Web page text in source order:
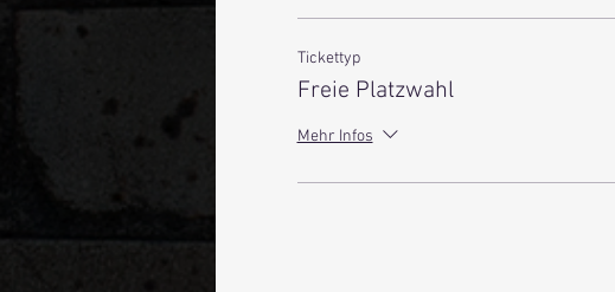
Tickettyp
Freie Platzwahl
Mehr Infos